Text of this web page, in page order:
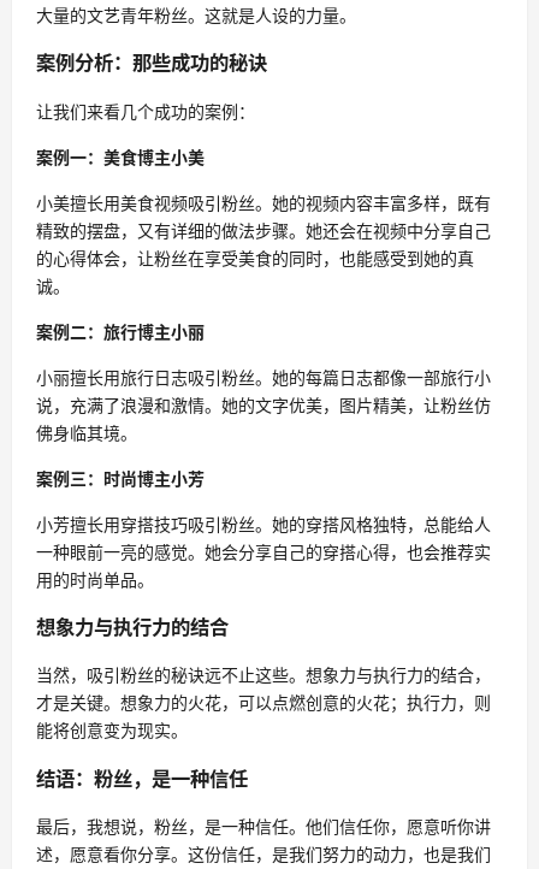
大量的文艺青年粉丝。这就是人设的力量。
案例分析：那些成功的秘诀
让我们来看几个成功的案例：
案例一：美食博主小美
小美擅长用美食视频吸引粉丝。她的视频内容丰富多样，既有
精致的摆盘，又有详细的做法步骤。她还会在视频中分享自己
的心得体会，让粉丝在享受美食的同时，也能感受到她的真
诚。
案例二：旅行博主小丽
小丽擅长用旅行日志吸引粉丝。她的每篇日志都像一部旅行小
说，充满了浪漫和激情。她的文字优美，图片精美，让粉丝仿
佛身临其境。
案例三：时尚博主小芳
小芳擅长用穿搭技巧吸引粉丝。她的穿搭风格独特，总能给人
一种眼前一亮的感觉。她会分享自己的穿搭心得，也会推荐实
用的时尚单品。
想象力与执行力的结合
当然，吸引粉丝的秘诀远不止这些。想象力与执行力的结合，
才是关键。想象力的火花，可以点燃创意的火花；执行力，则
能将创意变为现实。
结语：粉丝，是一种信任
最后，我想说，粉丝，是一种信任。他们信任你，愿意听你讲
述，愿意看你分享。这份信任，是我们努力的动力，也是我们